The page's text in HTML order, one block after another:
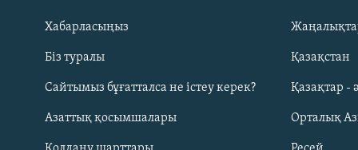
Русский
ЖАЗЫЛЫҢЫЗ
Хабарласыңыз
Біз туралы
Сайтымыз бұғатталса не істеу керек?
Азаттық қосымшалары
Қазақстан
Қазақтар -
Орталық